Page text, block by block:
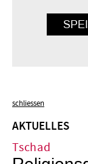
schliessen
AKTUELLES
Tschad